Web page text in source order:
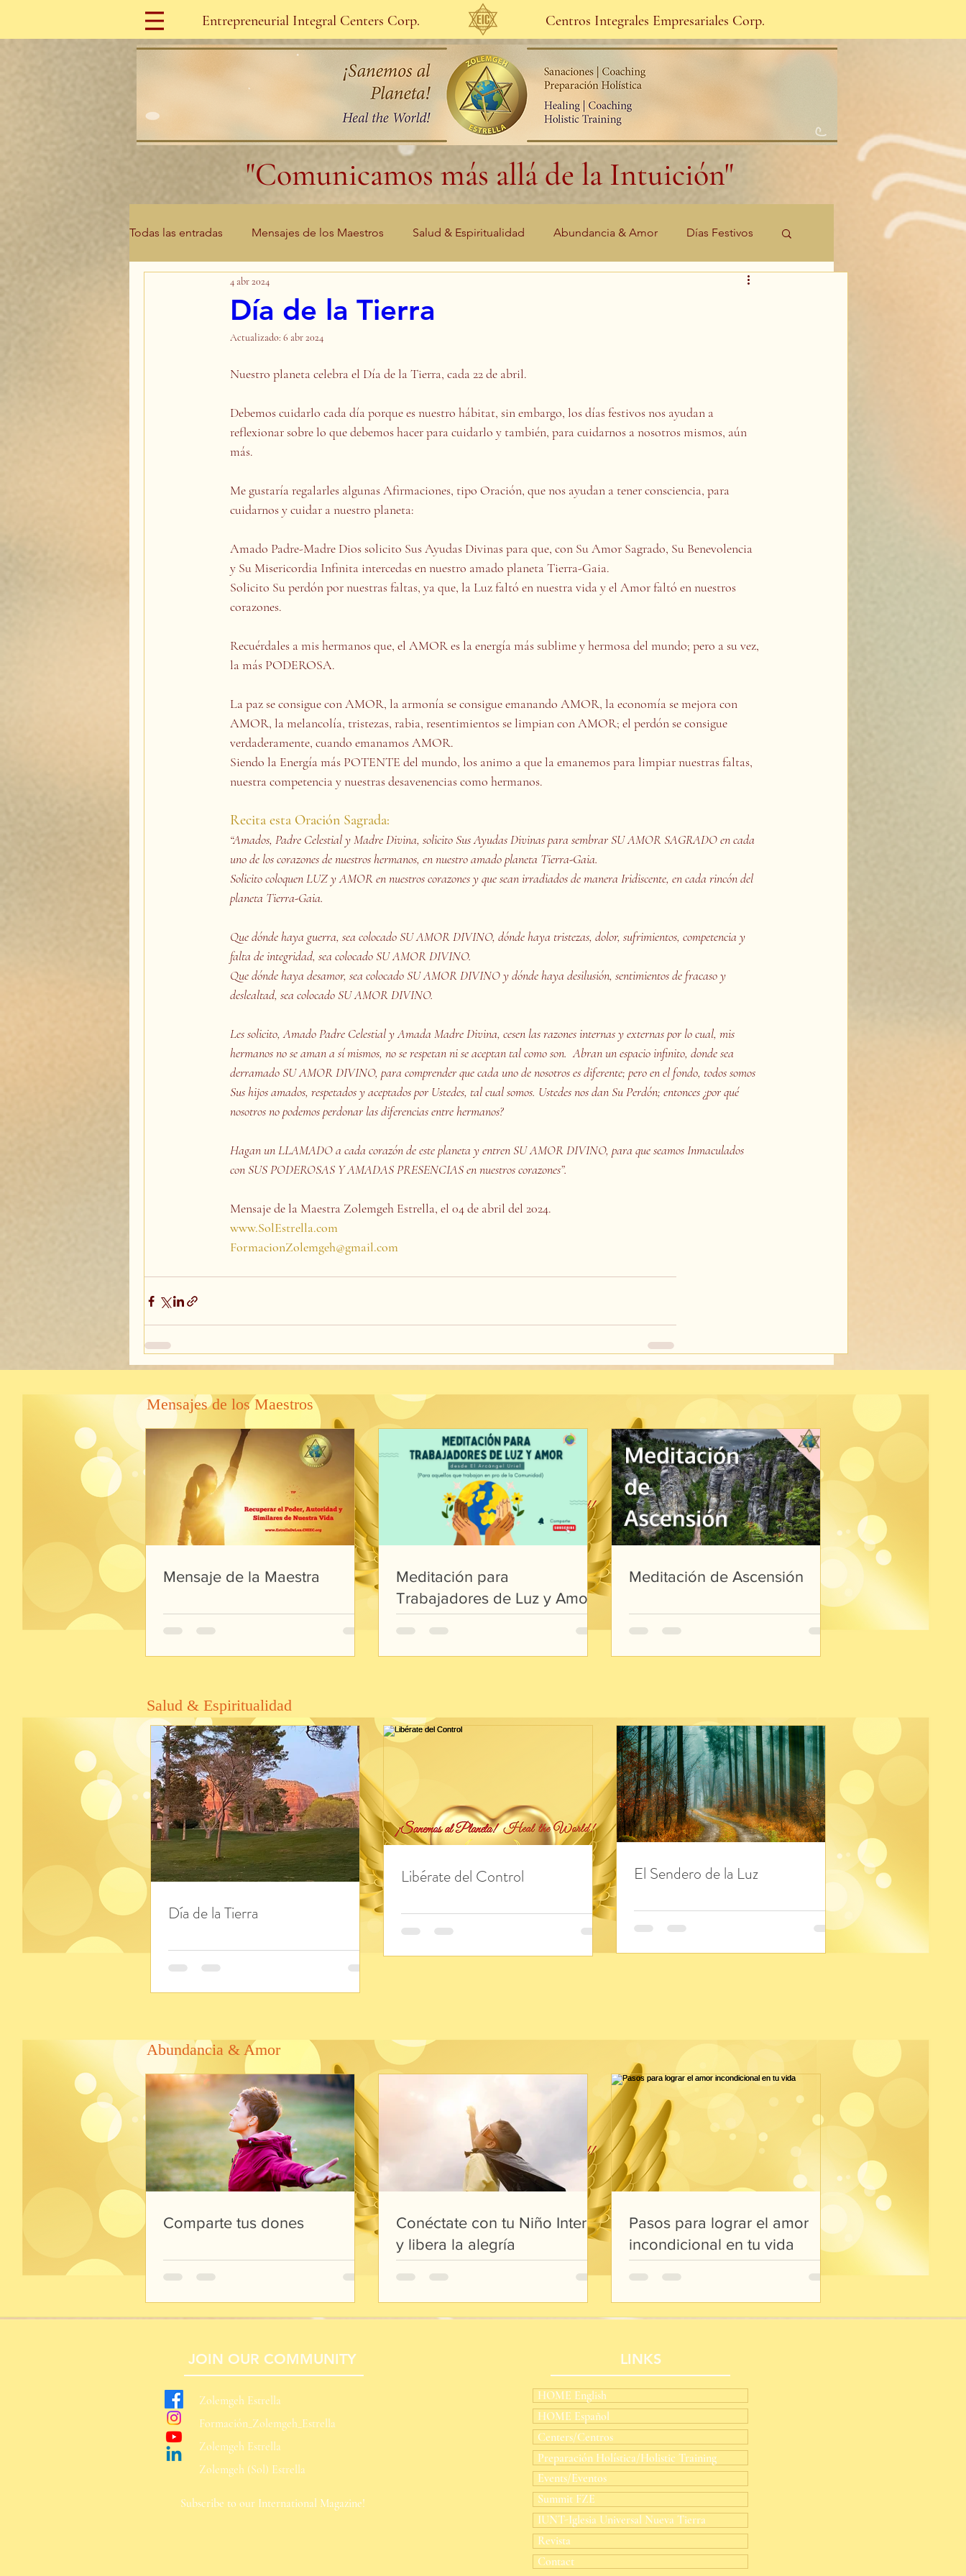
Entrepreneurial Integral Centers Corp. Centros Integrales Empresariales Corp.
"Comunicamos más allá de la Intuición"
Todas las entradas Mensajes de los Maestros Salud & Espiritualidad Abundancia & Amor Días Festivos
Día de la Tierra
4 abr 2024
Actualizado: 6 abr 2024
Nuestro planeta celebra el Día de la Tierra, cada 22 de abril.
Debemos cuidarlo cada día porque es nuestro hábitat, sin embargo, los días festivos nos ayudan a
reflexionar sobre lo que debemos hacer para cuidarlo y también, para cuidarnos a nosotros mismos, aún
más.
Me gustaría regalarles algunas Afirmaciones, tipo Oración, que nos ayudan a tener consciencia, para
cuidarnos y cuidar a nuestro planeta:
Amado Padre-Madre Dios solicito Sus Ayudas Divinas para que, con Su Amor Sagrado, Su Benevolencia
y Su Misericordia Infinita intercedas en nuestro amado planeta Tierra-Gaia.
Solicito Su perdón por nuestras faltas, ya que, la Luz faltó en nuestra vida y el Amor faltó en nuestros
corazones.
Recuérdales a mis hermanos que, el AMOR es la energía más sublime y hermosa del mundo; pero a su vez,
la más PODEROSA.
La paz se consigue con AMOR, la armonía se consigue emanando AMOR, la economía se mejora con
AMOR, la melancolía, tristezas, rabia, resentimientos se limpian con AMOR; el perdón se consigue
verdaderamente, cuando emanamos AMOR.
Siendo la Energía más POTENTE del mundo, los animo a que la emanemos para limpiar nuestras faltas,
nuestra competencia y nuestras desavenencias como hermanos.
Recita esta Oración Sagrada:
“Amados, Padre Celestial y Madre Divina, solicito Sus Ayudas Divinas para sembrar SU AMOR SAGRADO en cada
uno de los corazones de nuestros hermanos, en nuestro amado planeta Tierra-Gaia.
Solicito coloquen LUZ y AMOR en nuestros corazones y que sean irradiados de manera Iridiscente, en cada rincón del
planeta Tierra-Gaia.
Que dónde haya guerra, sea colocado SU AMOR DIVINO, dónde haya tristezas, dolor, sufrimientos, competencia y
falta de integridad, sea colocado SU AMOR DIVINO.
Que dónde haya desamor, sea colocado SU AMOR DIVINO y dónde haya desilusión, sentimientos de fracaso y
deslealtad, sea colocado SU AMOR DIVINO.
Les solicito, Amado Padre Celestial y Amada Madre Divina, cesen las razones internas y externas por lo cual, mis
hermanos no se aman a sí mismos, no se respetan ni se aceptan tal como son.  Abran un espacio infinito, donde sea
derramado SU AMOR DIVINO, para comprender que cada uno de nosotros es diferente; pero en el fondo, todos somos
Sus hijos amados, respetados y aceptados por Ustedes, tal cual somos. Ustedes nos dan Su Perdón; entonces ¿por qué
nosotros no podemos perdonar las diferencias entre hermanos?
Hagan un LLAMADO a cada corazón de este planeta y entren SU AMOR DIVINO, para que seamos Inmaculados
con SUS PODEROSAS Y AMADAS PRESENCIAS en nuestros corazones”.
Mensaje de la Maestra Zolemgeh Estrella, el 04 de abril del 2024.
www.SolEstrella.com
FormacionZolemgeh@gmail.com
Mensaje de la Maestra
Meditación para
Trabajadores de Luz y Amor,
desde El Arcángel Uriel
Meditación de Ascensión
Mensajes de los Maestros
Día de la Tierra
Libérate del Control El Sendero de la Luz
Salud & Espiritualidad
Comparte tus dones
Conéctate con tu Niño Interior
y libera la alegría
Pasos para lograr el amor
incondicional en tu vida
Abundancia & Amor
JOIN OUR COMMUNITY
Zolemgeh Estrella
Formación_Zolemgeh_Estrella
Zolemgeh Estrella
Zolemgeh (Sol) Estrella​
Subscribe to our International Magazine!
LINKS
HOME English
HOME Español
Centers/Centros
Preparación Holística/Holistic Training
Events/Eventos
Summit FZE
IUNT-Iglesia Universal Nueva Tierra
Revista
Contact